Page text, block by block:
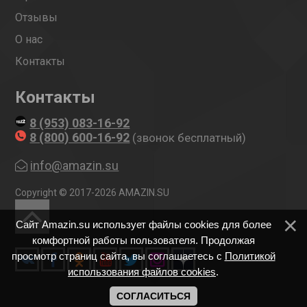
Отзывы
О нас
Контакты
Контакты
8 (953) 083-16-92
8 (800) 600-16-92 (звонок бесплатный)
info@amazin.su
Copyright © 2017-2026 AMAZIN.SU
Сайт Amazin.su использует файлы cookies для более
комфортной работы пользователя. Продолжая
просмотр страниц сайта, вы соглашаетесь с Политикой
использования файлов cookies.
СОГЛАСИТЬСЯ